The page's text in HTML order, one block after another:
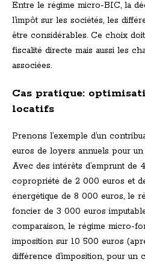
Entre le régime micro-BIC, la
l’impôt sur les sociétés, les
être considérables. Ce choix
fiscalité directe mais aussi les
associées.
Cas pratique:
locatifs
Prenons l’exemple d’un
euros de loyers annuels pour
Avec des intérêts d’emprunt de
copropriété de 2 000 euros et
énergétique de 8 000 euros, le
foncier de 3 000 euros
comparaison, le régime micro-
imposition sur 10 500 euros
différence d’imposition, pour un